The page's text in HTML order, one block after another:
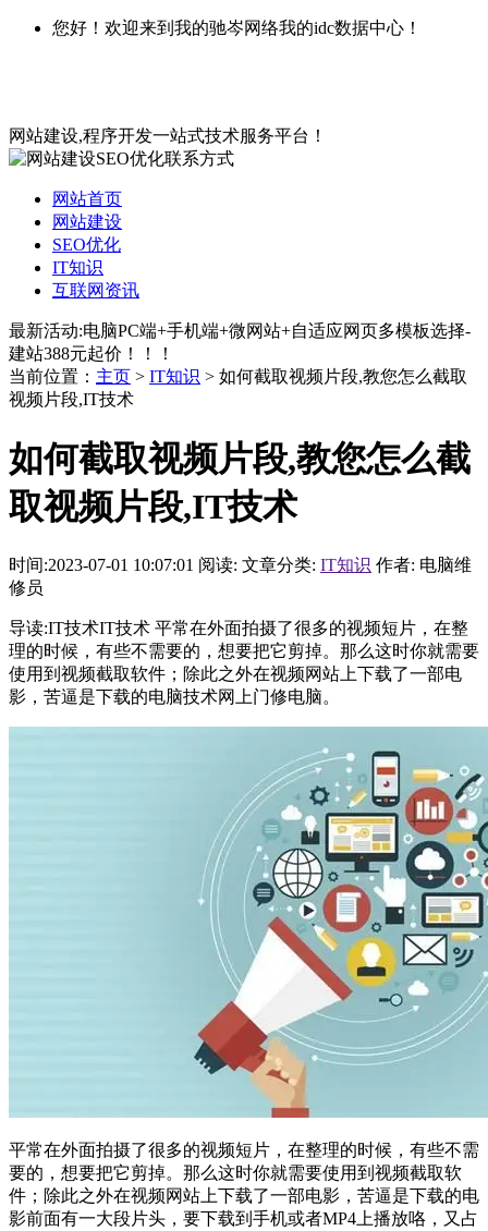
您好！欢迎来到我的驰岑网络我的idc数据中心！
网站建设,程序开发一站式技术服务平台！
网站首页
网站建设
SEO优化
IT知识
互联网资讯
最新活动:电脑PC端+手机端+微网站+自适应网页多模板选择-
建站388元起价！！！
当前位置： 主页 > IT知识 > 如何截取视频片段,教您怎么截取
视频片段,IT技术
如何截取视频片段,教您怎么截
取视频片段,IT技术
时间:2023-07-01 10:07:01 阅读: 文章分类: IT知识 作者: 电脑维
修员
导读:IT技术IT技术 平常在外面拍摄了很多的视频短片，在整
理的时候，有些不需要的，想要把它剪掉。那么这时你就需要
使用到视频截取软件；除此之外在视频网站上下载了一部电
影，苦逼是下载的电脑技术网上门修电脑。
平常在外面拍摄了很多的视频短片，在整理的时候，有些不需
要的，想要把它剪掉。那么这时你就需要使用到视频截取软
件；除此之外在视频网站上下载了一部电影，苦逼是下载的电
影前面有一大段片头，要下载到手机或者MP4上播放咯，又占